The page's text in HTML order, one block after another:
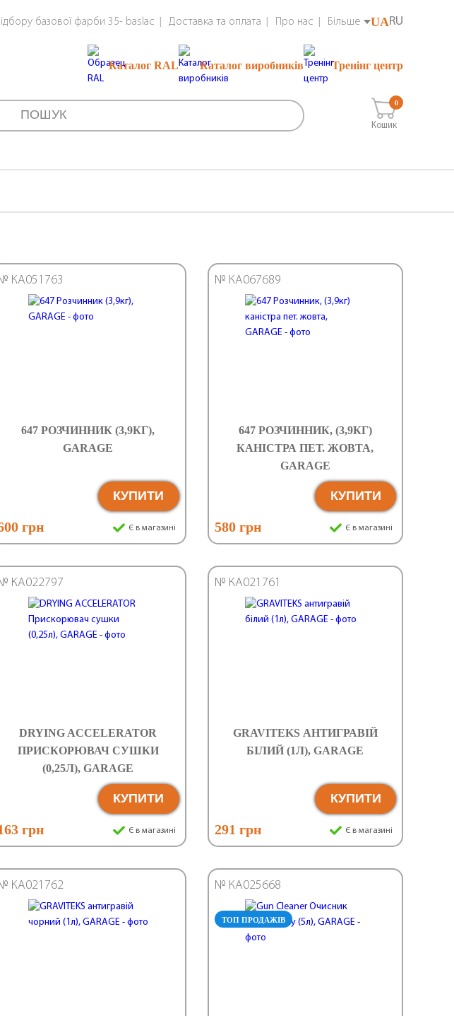
базової фарби 35- baslac Доставка та оплата Про нас Більше UARU
Каталог RAL Каталог виробників Тренінг центр
Кошик
0
КА051763
647 РОЗЧИННИК (3,9КГ),
GARAGE
грн
КУПИТИ
Є в магазині
№ КА067689
647 РОЗЧИННИК, (3,9КГ)
КАНІСТРА ПЕТ. ЖОВТА,
GARAGE
580 грн
КУПИТИ
Є в магазині
КА022797
DRYING ACCELERATOR
ПРИСКОРЮВАЧ СУШКИ
(0,25Л), GARAGE
грн
КУПИТИ
Є в магазині
№ КА021761
GRAVITEKS АНТИГРАВІЙ
БІЛИЙ (1Л), GARAGE
291 грн
КУПИТИ
Є в магазині
КА021762
ТОП ПРОДАЖІВ
№ КА025668